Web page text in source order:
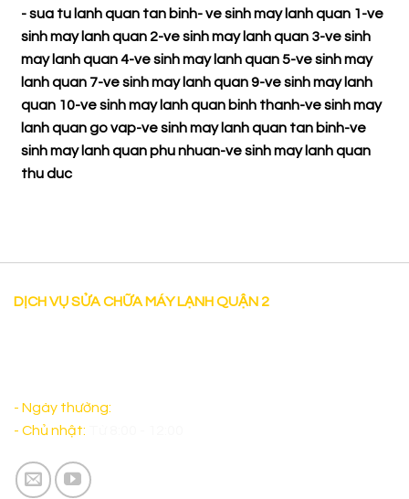
-sua tu lanh quan tan binh-ve sinh may lanh quan 1-ve
sinh may lanh quan 2-ve sinh may lanh quan 3-ve sinh
may lanh quan 4-ve sinh may lanh quan 5-ve sinh may
lanh quan 7-ve sinh may lanh quan 9-ve sinh may lanh
quan 10-ve sinh may lanh quan binh thanh-ve sinh may
lanh quan go vap-ve sinh may lanh quan tan binh-ve
sinh may lanh quan phu nhuan-ve sinh may lanh quan
thu duc
DỊCH VỤ SỬA CHỮA MÁY LẠNH QUẬN 2
- Ngày thường:
- Chủ nhật: